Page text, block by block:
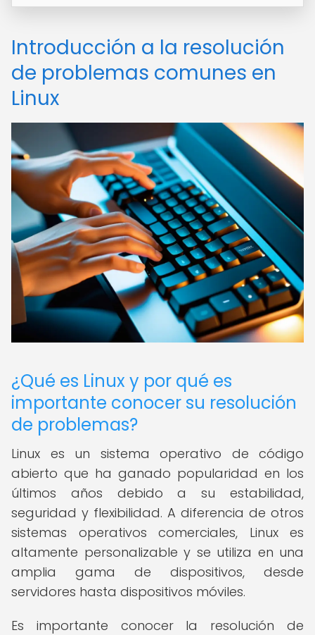
Introducción a la resolución
de problemas comunes en
Linux
¿Qué es Linux y por qué es
importante conocer su resolución
de problemas?
Linux es un sistema operativo de código
abierto que ha ganado popularidad en los
últimos años debido a su estabilidad,
seguridad y flexibilidad. A diferencia de otros
sistemas operativos comerciales, Linux es
altamente personalizable y se utiliza en una
amplia gama de dispositivos, desde
servidores hasta dispositivos móviles.
Es importante conocer la resolución de